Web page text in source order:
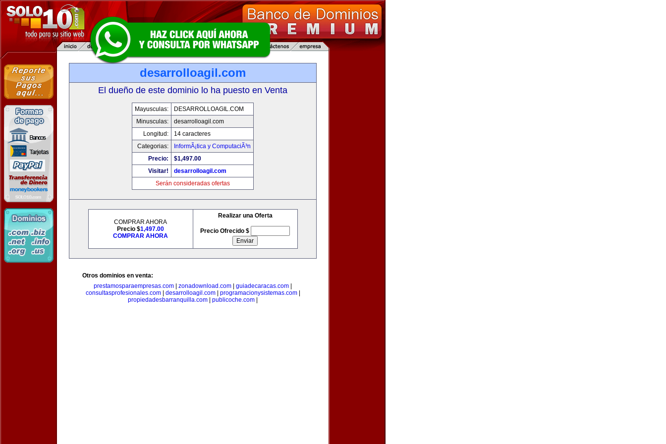
desarrolloagil.com
El dueño de este dominio lo ha puesto en Venta
Mayusculas:
DESARROLLOAGIL.COM
Minusculas:
desarrolloagil.com
Longitud:
14 caracteres
Categorias:
InformÃ¡tica y ComputaciÃ³n
Precio:
$1,497.00
Visitar!
desarrolloagil.com
Serán consideradas ofertas
COMPRAR AHORA
Precio $1,497.00
COMPRAR AHORA
Realizar una Oferta
Precio Ofrecido $
Otros dominios en venta:
prestamosparaempresas.com
zonadownload.com guiadecaracas.com
consultasprofesionales.com| desarrolloagil.com| programacionysistemas.com|
propiedadesbarranquilla.com
publicoche.com